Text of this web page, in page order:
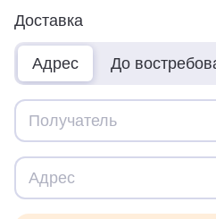
Доставка
Адрес До